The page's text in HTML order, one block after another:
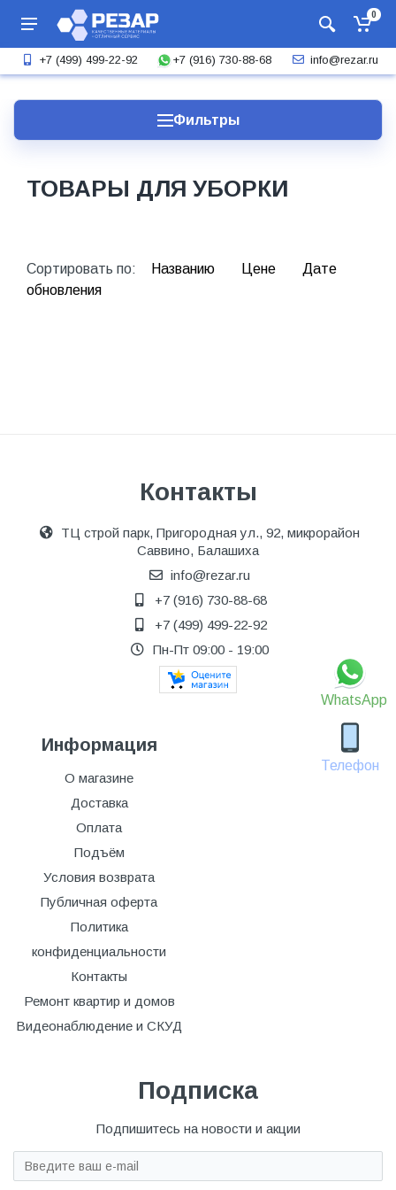
WhatsApp
Телефон
0
+7 (499) 499-22-92 +7 (916) 730-88-68 info@rezar.ru
Фильтры
ТОВАРЫ ДЛЯ УБОРКИ
Сортировать по: Названию Цене
Дате
обновления
Контакты
ТЦ строй парк, Пригородная ул., 92, микрорайон
Саввино, Балашиха
info@rezar.ru
+7 (916) 730-88-68
+7 (499) 499-22-92
Пн-Пт 09:00 - 19:00
Информация
О магазине
Доставка
Оплата
Подъём
Условия возврата
Публичная оферта
Политика
конфиденциальности
Контакты
Ремонт квартир и домов
Видеонаблюдение и СКУД
Подписка
Подпишитесь на новости и акции